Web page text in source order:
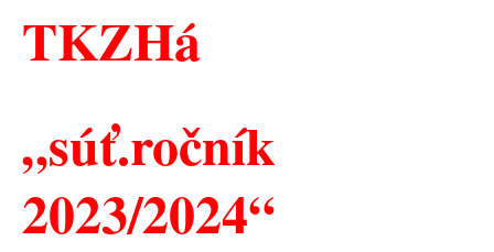
TKZHá
„súť.ročník
2023/2024“